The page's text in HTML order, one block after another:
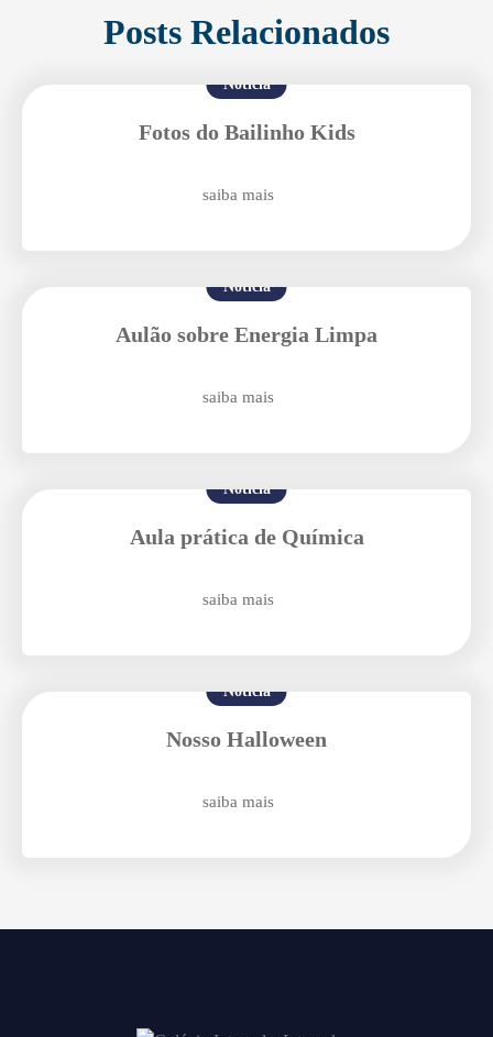
Posts Relacionados
Notícia
Fotos do Bailinho Kids
saiba mais
Notícia
Aulão sobre Energia Limpa
saiba mais
Notícia
Aula prática de Química
saiba mais
Notícia
Nosso Halloween
saiba mais
Agende uma visita
Enviei um E-mail